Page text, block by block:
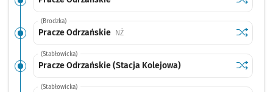
(Brodzka)
Pracze Odrzańskie NŻPrzystanek na życzenie Sprawdź
Pracze
(Stabłowicka)
Pracze Odrzańskie (Stacja Kolejowa) Sprawdź
Pracze
(Stabłowicka)